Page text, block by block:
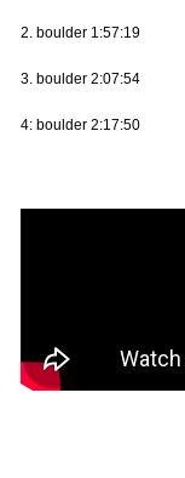
2. boulder 1:57:19
3. boulder 2:07:54
4: boulder 2:17:50